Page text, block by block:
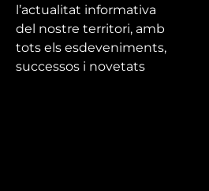
l’actualitat informativa
del nostre territori, amb
tots els esdeveniments,
successos i novetats